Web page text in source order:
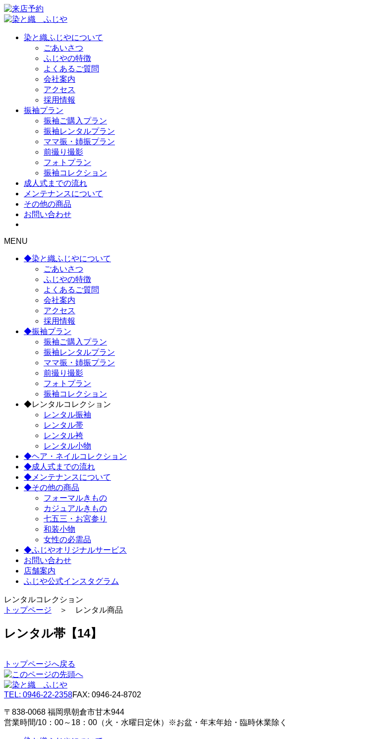
染と織ふじやについて
ごあいさつ
ふじやの特徴
よくあるご質問
会社案内
アクセス
採用情報
振袖プラン
振袖ご購入プラン
振袖レンタルプラン
ママ振・姉振プラン
前撮り撮影
フォトプラン
振袖コレクション
成人式までの流れ
メンテナンスについて
その他の商品
お問い合わせ
MENU
◆染と織ふじやについて
ごあいさつ
ふじやの特徴
よくあるご質問
会社案内
アクセス
採用情報
◆振袖プラン
振袖ご購入プラン
振袖レンタルプラン
ママ振・姉振プラン
前撮り撮影
フォトプラン
振袖コレクション
◆レンタルコレクション
レンタル振袖
レンタル帯
レンタル袴
レンタル小物
◆ヘア・ネイルコレクション
◆成人式までの流れ
◆メンテナンスについて
◆その他の商品
フォーマルきもの
カジュアルきもの
七五三・お宮参り
和装小物
女性の必需品
◆ふじやオリジナルサービス
お問い合わせ
店舗案内
ふじや公式インスタグラム
レンタルコレクション
トップページ ＞ レンタル商品
レンタル帯【14】
トップページへ戻る
TEL: 0946-22-2358FAX: 0946-24-8702
〒838-0068 福岡県朝倉市甘木944
営業時間/10：00～18：00（火・水曜日定休）※お盆・年末年始・臨時休業除く